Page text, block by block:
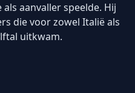
aanvaller speelde. Hij
die voor zowel Italië als
uitkwam.